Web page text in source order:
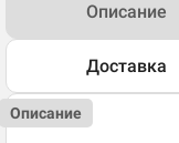
Описание
Доставка
Описание